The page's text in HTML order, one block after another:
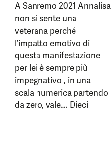
A Sanremo 2021 Annalisa
non si sente una
veterana perché
l’impatto emotivo di
questa manifestazione
per lei è sempre più
impegnativo , in una
scala numerica partendo
da zero, vale…. Dieci